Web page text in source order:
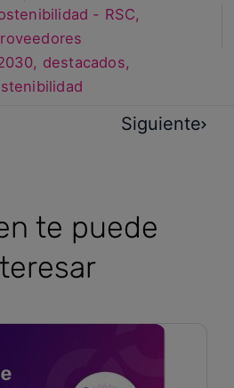
- RSC,
, destacados,
Siguiente
te puede